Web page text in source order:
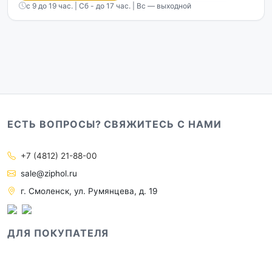
с 9 до 19 час. | Сб - до 17 час. | Вс — выходной
ЕСТЬ ВОПРОСЫ? СВЯЖИТЕСЬ С НАМИ
+7 (4812) 21-88-00
sale@ziphol.ru
г. Смоленск, ул. Румянцева, д. 19
ДЛЯ ПОКУПАТЕЛЯ